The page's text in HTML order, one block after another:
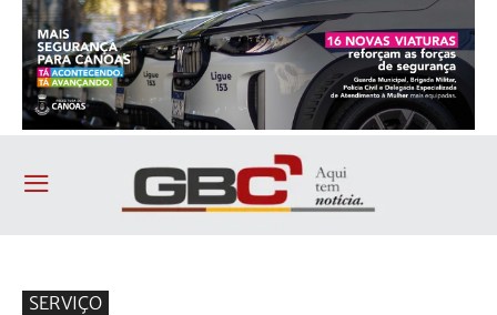
SERVIÇO